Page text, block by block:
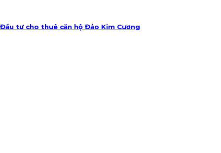
Đầu tư cho thuê căn hộ Đảo Kim Cương